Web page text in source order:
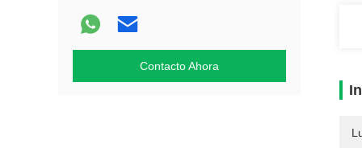
Contacto Ahora